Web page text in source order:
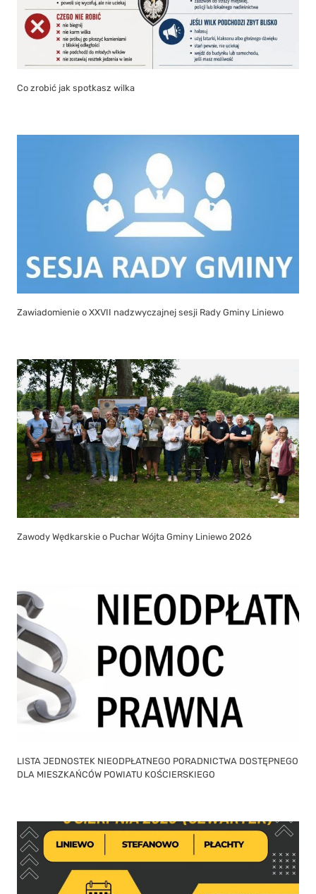
Co zrobić jak spotkasz wilka
Zawiadomienie o XXVII nadzwyczajnej sesji Rady Gminy Liniewo
Zawody Wędkarskie o Puchar Wójta Gminy Liniewo 2026
LISTA JEDNOSTEK NIEODPŁATNEGO PORADNICTWA DOSTĘPNEGO
DLA MIESZKAŃCÓW POWIATU KOŚCIERSKIEGO